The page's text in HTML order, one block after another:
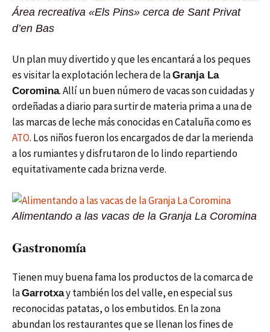
Área recreativa «Els Pins» cerca de Sant Privat
d’en Bas
Un plan muy divertido y que les encantará a los peques
es visitar la explotación lechera de laGranja La
Coromina. Allí un buen número de vacas son cuidadas y
ordeñadas a diario para surtir de materia prima a una de
las marcas de leche más conocidas en Cataluña como es
ATO. Los niños fueron los encargados de dar la merienda
a los rumiantes y disfrutaron de lo lindo repartiendo
equitativamente cada brizna verde.
Alimentando a las vacas de la Granja La Coromina
Gastronomía
Tienen muy buena fama los productos de la comarca de
laGarrotxay también los del valle, en especial sus
reconocidas patatas, o los embutidos. En la zona
abundan los restaurantes que se llenan los fines de